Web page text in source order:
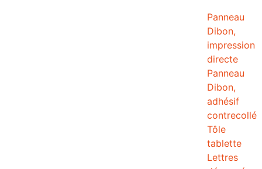
Panneau
Dibon,
impression
directe
Panneau
Dibon,
adhésif
contrecollé
Tôle
tablette
Lettres